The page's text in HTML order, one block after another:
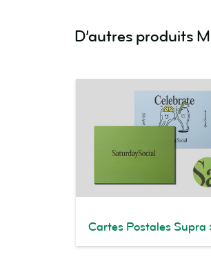
D’autres produits
Cartes Postales Supra